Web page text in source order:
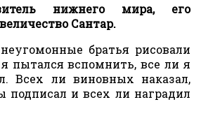
нижнего мира, его
Сантар.
братья рисовали
пытался вспомнить, все ли я
Всех ли виновных наказал,
подписал и всех ли наградил